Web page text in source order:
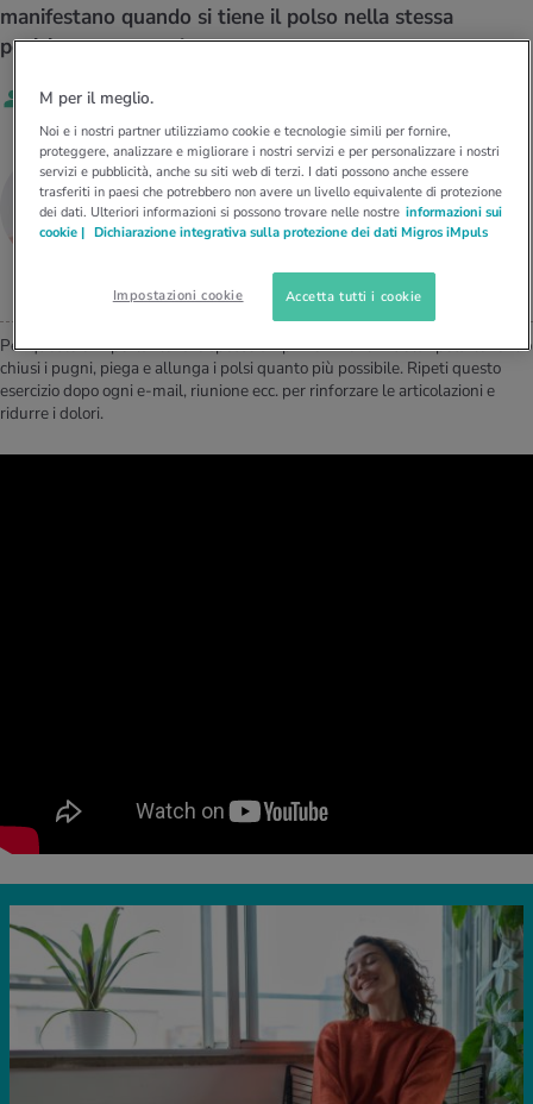
e intolleranze
nutritive
D’ATTUALITÀ NELL’AMBITO ALIMENTAZIONE
Fabbisogno calorico
invernali
D’ATTUALITÀ NELL’AMBITO MOVIMENTO
Calcola il consumo calorico
Corsa & Jogging
D’ATTUALITÀ NELL’AMBITO RILASSAMENTO
Lavoro e salute
Rilassamento attivo
delle donne
fisici
mediche
D’ATTUALITÀ NELL’AMBITO MEDICINA
Abbassare la pressione sanguigna
Dolori ai nervi
D’ATTUALITÀ NELL’AMBITO SERVIZIO
Offerte
Tool, test e quiz
manifestano quando si tiene il polso nella stessa
posizione troppo a lungo.
Da Matthias Zedi
Matthias Zedi
PERSONAL HEALTH COACH DA SALUTACOACH
Per questo è importante fare spesso ampi movimenti. Ruota i polsi tenendo
chiusi i pugni, piega e allunga i polsi quanto più possibile. Ripeti questo
esercizio dopo ogni e-mail, riunione ecc. per rinforzare le articolazioni e
ridurre i dolori.
M per il meglio.
Noi e i nostri partner utilizziamo cookie e tecnologie simili per fornire,
proteggere, analizzare e migliorare i nostri servizi e per personalizzare i nostri
servizi e pubblicità, anche su siti web di terzi. I dati possono anche essere
trasferiti in paesi che potrebbero non avere un livello equivalente di protezione
dei dati. Ulteriori informazioni si possono trovare nelle nostre informazioni sui
cookie | Dichiarazione integrativa sulla protezione dei dati Migros iMpuls
Impostazioni cookie Accetta tutti i cookie